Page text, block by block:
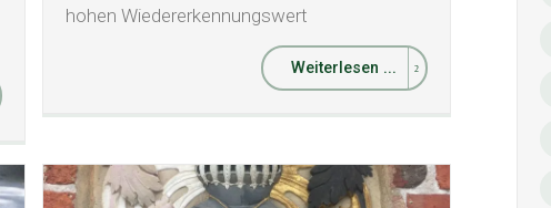
hohen Wiedererkennungswert
Weiterlesen ...